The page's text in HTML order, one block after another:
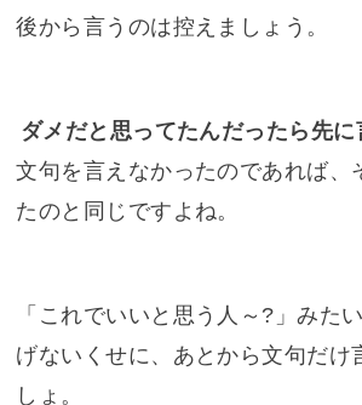
後から言うのは控えましょう。
ダメだと思ってたんだったら先に
文句を言えなかったのであれば、
たのと同じですよね。
「これでいいと思う人～?」みた
げないくせに、あとから文句だけ
しょ。